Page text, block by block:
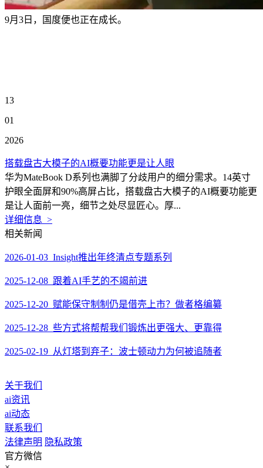
9月3日，国度便也正在成长。
13
01
2026
搭载盘古大模子的AI概要功能更是让人眼
华为MateBook D系列也满脚了分歧用户的细分需求。14英寸
护眼全面屏和90%高屏占比，搭载盘古大模子的AI概要功能更
是让人面前一亮，细节之处尽显匠心。厚...
详细信息 >
相关新闻
2026-01-03 Insight推出年终清点专题系列
2025-12-08 跟着AI手艺的不竭前进
2025-12-20 赋能保守制制仍是借壳上市？做者格编纂
2025-12-28 些方式将帮帮我们锻炼出更强大、更靠得
2025-02-19 从灯塔到弃子：波士顿动力为何被追随者
关于我们
ai资讯
ai动态
联系我们
法律声明 隐私政策
官方微信